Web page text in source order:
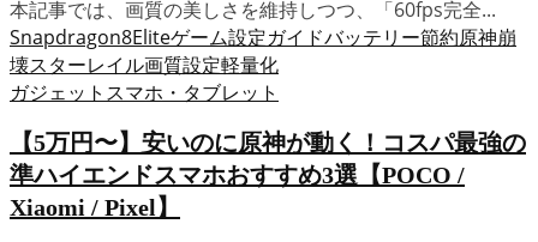
本記事では、画質の美しさを維持しつつ、「60fps完全...
Snapdragon8Eliteゲーム設定ガイドバッテリー節約原神崩
壊スターレイル画質設定軽量化
ガジェット スマホ・タブレット
【5万円〜】安いのに原神が動く！コスパ最強の
準ハイエンドスマホおすすめ3選【POCO /
Xiaomi / Pixel】